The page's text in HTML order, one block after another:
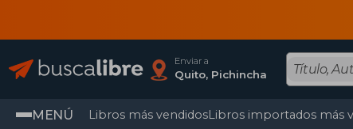
Enviar a
Quito, Pichincha
MENÚ Libros más vendidosLibros importados más